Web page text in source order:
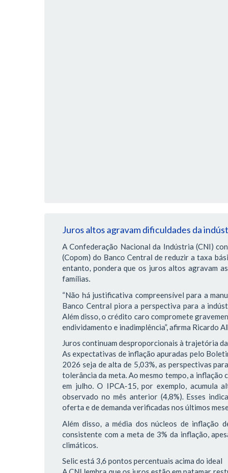
Juros altos agravam dificuldades da
A Confederação Nacional da Indústria (CNI)
(Copom) do Banco Central de reduzir a taxa
entanto, pondera que os juros altos agravam
famílias.
“Não há justificativa compreensível para a
Banco Central piora a perspectiva para a
Além disso, o crédito caro compromete
endividamento e inadimplência”, afirma Ricardo
Juros continuam desproporcionais à trajetória
As expectativas de inflação apuradas pelo
2026 seja de alta de 5,03%, as perspectivas
tolerância da meta. Ao mesmo tempo, a
em julho. O IPCA-15, por exemplo, acumula
observado no mês anterior (4,8%). Esses
oferta e de demanda verificadas nos últimos
Além disso, a média dos núcleos de inflação
consistente com a meta de 3% da inflação,
climáticos.
Selic está 3,6 pontos percentuais acima do ideal